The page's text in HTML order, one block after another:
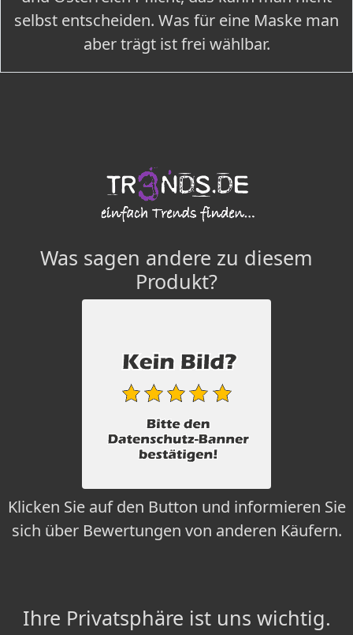
selbst entscheiden. Was für eine Maske man
aber trägt ist frei wählbar.
Was sagen andere zu diesem
Produkt?
Klicken Sie auf den Button und informieren Sie
sich über Bewertungen von anderen Käufern.
Ihre Privatsphäre ist uns wichtig.